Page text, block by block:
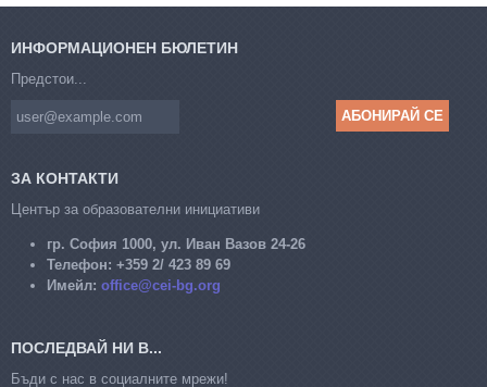
ИНФОРМАЦИОНЕН БЮЛЕТИН
Предстои...
ЗА КОНТАКТИ
Център за образователни инициативи
гр. София 1000, ул. Иван Вазов 24-26
Телефон: +359 2/ 423 89 69
Имейл: office@cei-bg.org
ПОСЛЕДВАЙ НИ В...
Бъди с нас в социалните мрежи!